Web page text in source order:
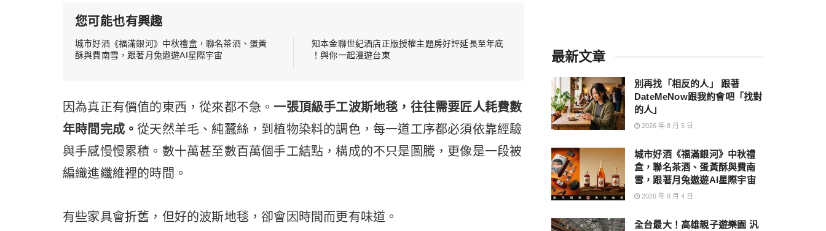
您可能也有興趣
城市好酒《福滿銀河》中秋禮盒，聯名茶酒、蛋黃
酥與費南雪，跟著月兔遨遊AI星際宇宙
知本金聯世紀酒店正版授權主題房好評延長至年底
！與你一起漫遊台東
因為真正有價值的東西，從來都不急。一張頂級手工波斯地毯，往往需要匠人耗費數
年時間完成。從天然羊毛、純蠶絲，到植物染料的調色，每一道工序都必須依靠經驗
與手感慢慢累積。數十萬甚至數百萬個手工結點，構成的不只是圖騰，更像是一段被
編織進纖維裡的時間。
有些家具會折舊，但好的波斯地毯，卻會因時間而更有味道。
最新文章
別再找「相反的人」 跟著
DateMeNow跟我約會吧「找對
的人」
2026 年 8 月 5 日
城市好酒《福滿銀河》中秋禮
盒，聯名茶酒、蛋黃酥與費南
雪，跟著月兔遨遊AI星際宇宙
2026 年 8 月 4 日
全台最大！高雄親子遊樂園 汎